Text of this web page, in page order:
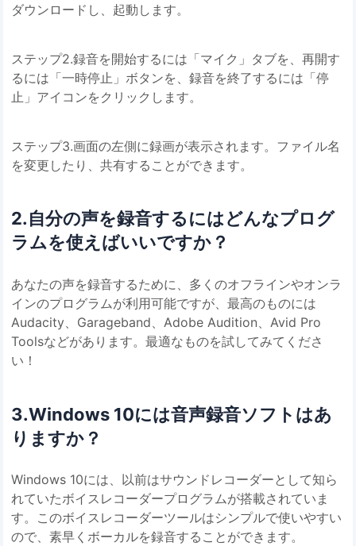
ダウンロードし、起動します。
ステップ2.録音を開始するには「マイク」タブを、再開す
るには「一時停止」ボタンを、録音を終了するには「停
止」アイコンをクリックします。
ステップ3.画面の左側に録画が表示されます。ファイル名
を変更したり、共有することができます。
2.自分の声を録音するにはどんなプログ
ラムを使えばいいですか？
あなたの声を録音するために、多くのオフラインやオンラ
インのプログラムが利用可能ですが、最高のものには
Audacity、Garageband、Adobe Audition、Avid Pro
Toolsなどがあります。最適なものを試してみてくださ
い！
3.Windows 10には音声録音ソフトはあ
りますか？
Windows 10には、以前はサウンドレコーダーとして知ら
れていたボイスレコーダープログラムが搭載されていま
す。このボイスレコーダーツールはシンプルで使いやすい
ので、素早くボーカルを録音することができます。